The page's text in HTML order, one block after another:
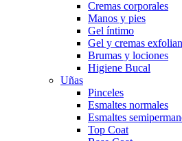
Cremas corporales
Manos y pies
Gel íntimo
Gel y cremas
Brumas y lociones
Higiene Bucal
Uñas
Pinceles
Esmaltes normales
Esmaltes
Top Coat